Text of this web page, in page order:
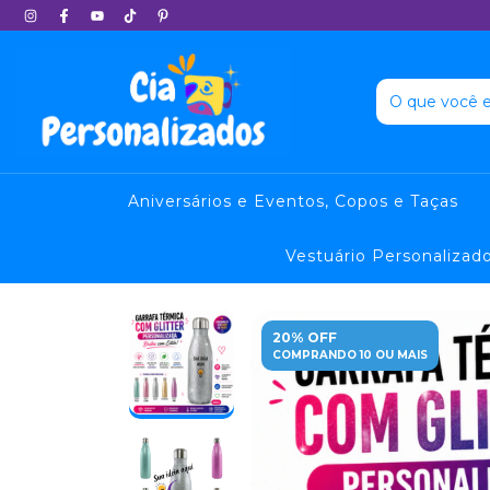
Aniversários e Eventos, Copos e Taças
Vestuário
20% OFF
COMPRANDO 10 OU MAIS